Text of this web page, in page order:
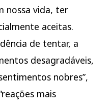
nossa vida, ter
aceitas.
de tentar, a
desagradáveis,
nobres”,
mais